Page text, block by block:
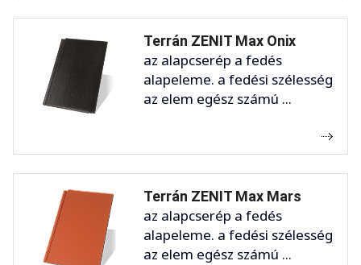
Terrán ZENIT Max Onix
az alapcserép a fedés
alapeleme. a fedési szélesség
az elem egész számú ...
Terrán ZENIT Max Mars
az alapcserép a fedés
alapeleme. a fedési szélesség
az elem egész számú ...